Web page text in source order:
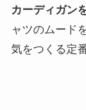
カーディガン
ャツのムード
気をつくる定